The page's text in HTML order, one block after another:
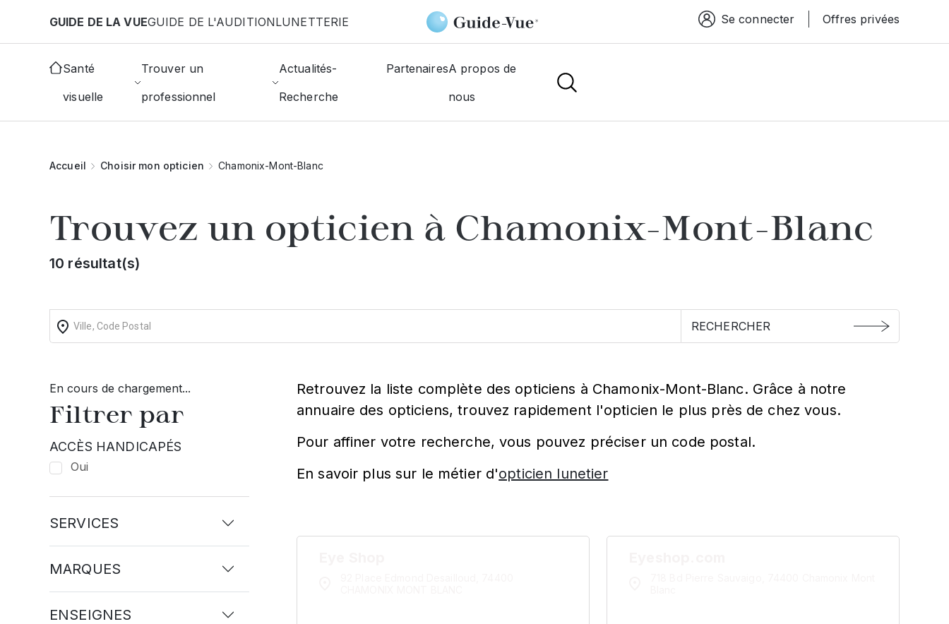
GUIDE DE LA VUEGUIDE DE L'AUDITIONLUNETTERIE Espace connexion
Se connecter Offres privées
Santé
visuelle
Trouver un
professionnel
Actualités-
Recherche
PartenairesA propos de
nous
Accueil Choisir mon opticien Chamonix-Mont-Blanc
Trouvez un opticien à Chamonix-Mont-Blanc
10 résultat(s)
En cours de chargement...
Filtrer par
ACCÈS HANDICAPÉS
Oui
SERVICES
MARQUES
ENSEIGNES
Retrouvez la liste complète des opticiens à Chamonix-Mont-Blanc. Grâce à notre
annuaire des opticiens, trouvez rapidement l'opticien le plus près de chez vous.
Pour affiner votre recherche, vous pouvez préciser un code postal.
En savoir plus sur le métier d'opticien lunetier